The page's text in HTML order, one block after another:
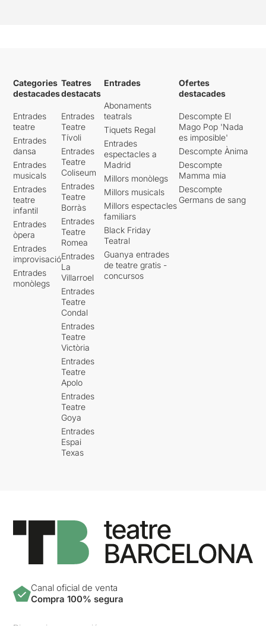
Categories
destacades
Entrades
teatre
Entrades
dansa
Entrades
musicals
Entrades
teatre
infantil
Entrades
òpera
Entrades
improvisació
Entrades
monòlegs
Teatres
destacats
Entrades
Teatre
Tívoli
Entrades
Teatre
Coliseum
Entrades
Teatre
Borràs
Entrades
Teatre
Romea
Entrades
La
Villarroel
Entrades
Teatre
Condal
Entrades
Teatre
Victòria
Entrades
Teatre
Apolo
Entrades
Teatre
Goya
Entrades
Espai
Texas
Entrades
Abonaments
teatrals
Tiquets Regal
Entrades
espectacles a
Madrid
Millors monòlegs
Millors musicals
Millors espectacles
familiars
Black Friday
Teatral
Guanya entrades
de teatre gratis -
concursos
Ofertes
destacades
Descompte El
Mago Pop 'Nada
es imposible'
Descompte Ànima
Descompte
Mamma mia
Descompte
Germans de sang
Canal oficial de venta
Compra 100% segura